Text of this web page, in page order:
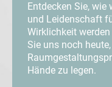
Entdecken Sie,
und Leidenschaft
Wirklichkeit
Sie uns noch
Hände zu legen.